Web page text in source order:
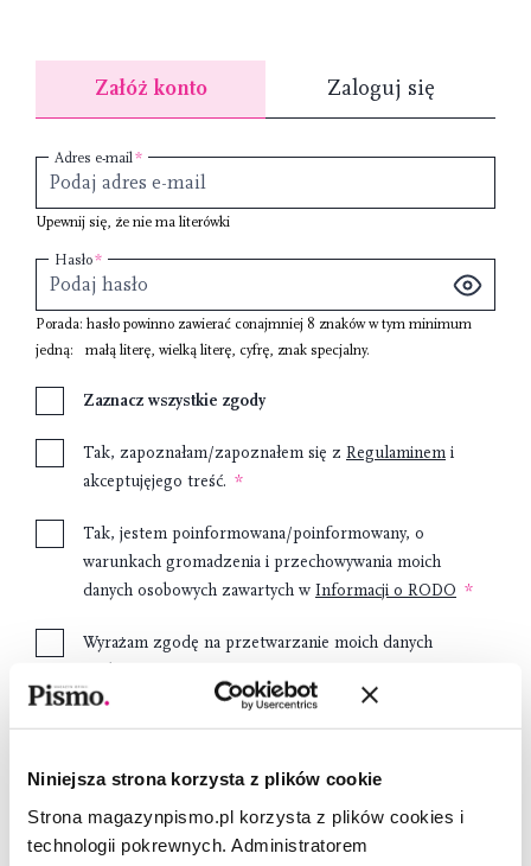
Niniejsza strona korzysta z plików cookie
Strona magazynpismo.pl korzysta z plików cookies i
technologii pokrewnych. Administratorem
Załóż konto
Adres e-mail
Upewnij się, że nie ma literówki
Hasło
Porada: hasło powinno zawierać conajmniej 8 znakóww tym minimum
jedną:
małą literę wielką literę cyfrę znak specjalny.
Zaznacz wszystkie zgody
Tak, zapoznałam/zapoznałem się z Regulaminem i
akceptujęjego treść.
Tak, jestem poinformowana/poinformowany, o
warunkach gromadzenia i przechowywania moich
danych osobowych zawartych w Informacji o RODO
Wyrażam zgodę na przetwarzanie moich danych
marketingowych.
Załóż konto
Zaloguj się